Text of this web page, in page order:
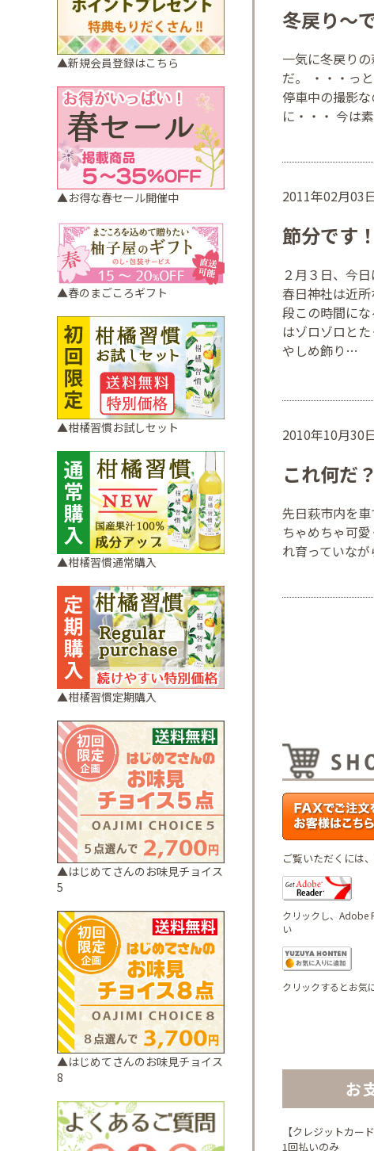
冬戻り～
一気に冬戻り
だ。 ・・・っ
停車中の撮影
に・・・ 今は
2011年02月03
節分です
２月３日、今
春日神社は近
段この時間に
はゾロゾロと
やしめ飾り…
2010年10月30
これ何だ
先日萩市内を
ちゃめちゃ可
れ育っていな
ご覧いただくには
クリックし、Adobe
い
クリックするとお気
お
【クレジットカード
1回払いのみ
▲新規会員登録はこちら
▲お得な春セール開催中
▲春のまごころギフト
▲柑橘習慣お試しセット
▲柑橘習慣通常購入
▲柑橘習慣定期購入
▲はじめてさんのお味見チョイス
5
▲はじめてさんのお味見チョイス
8